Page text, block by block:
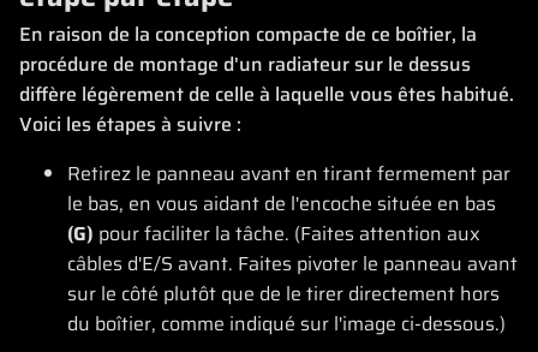
En raison de la conception compacte de ce boîtier, la
procédure de montage d'un radiateur sur le dessus
diffère légèrement de celle à laquelle vous êtes habitué.
Voici les étapes à suivre :
Retirez le panneau avant en tirant fermement par
le bas, en vous aidant de l'encoche située en bas
(G) pour faciliter la tâche. (Faites attention aux
câbles d'E/S avant. Faites pivoter le panneau avant
sur le côté plutôt que de le tirer directement hors
du boîtier, comme indiqué sur l'image ci-dessous.)